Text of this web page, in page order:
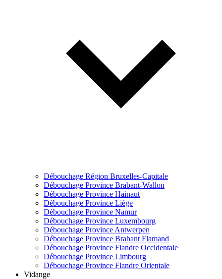
Débouchage Région Bruxelles-Capitale
Débouchage Province Brabant-Wallon
Débouchage Province Hainaut
Débouchage Province Liège
Débouchage Province Namur
Débouchage Province Luxembourg
Débouchage Province Antwerpen
Débouchage Province Brabant Flamand
Débouchage Province Flandre Occidentale
Débouchage Province Limbourg
Débouchage Province Flandre Orientale
Vidange